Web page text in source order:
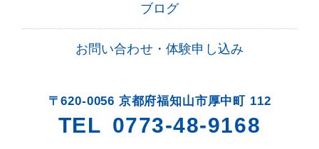
ブログ
お問い合わせ・体験申し込み
〒620-0056 京都府福知山市厚中町 112
TEL 0773-48-9168